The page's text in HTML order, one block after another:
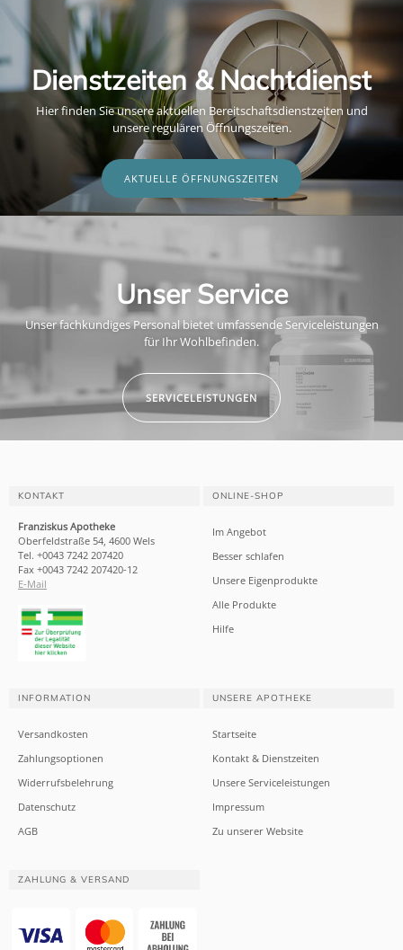
Dienstzeiten & Nachtdienst
Hier finden Sie unsere aktuellen Bereitschaftsdienstzeiten und
unsere regulären Öffnungszeiten.
AKTUELLE ÖFFNUNGSZEITEN
Unser Service
Unser fachkundiges Personal bietet umfassende Serviceleistungen
für Ihr Wohlbefinden.
SERVICELEISTUNGEN
KONTAKT
Franziskus Apotheke
Oberfeldstraße 54, 4600 Wels
Tel. +0043 7242 207420
Fax +0043 7242 207420-12
E-Mail
ONLINE-SHOP
Im Angebot
Besser schlafen
Unsere Eigenprodukte
Alle Produkte
Hilfe
INFORMATION
Versandkosten
Zahlungsoptionen
Widerrufsbelehrung
Datenschutz
AGB
UNSERE APOTHEKE
Startseite
Kontakt & Dienstzeiten
Unsere Serviceleistungen
Impressum
Zu unserer Website
ZAHLUNG & VERSAND